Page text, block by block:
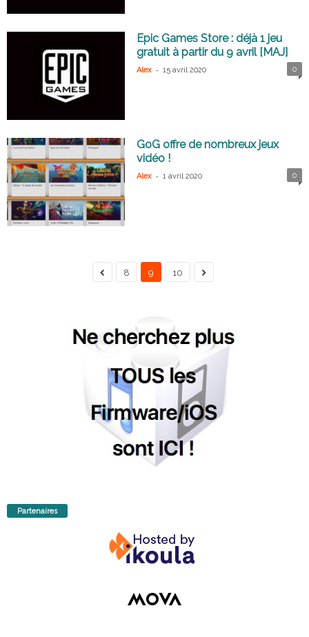
Epic Games Store : déjà 1 jeu
gratuit à partir du 9 avril [MAJ]
Alex - 15 avril 2020 0
GoG offre de nombreux jeux
vidéo !
Alex - 1 avril 2020 0
8 9 10
Partenaires